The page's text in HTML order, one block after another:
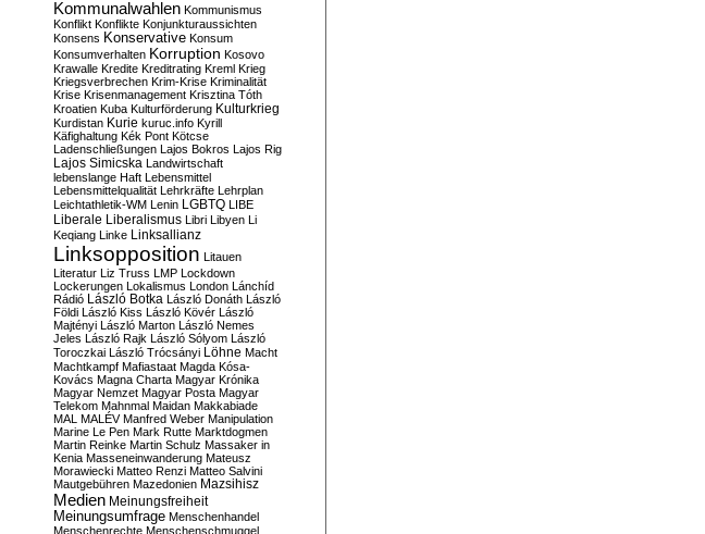
Kommunalwahlen Kommunismus
Konflikt Konflikte Konjunkturaussichten
Konsens Konservative Konsum
Konsumverhalten Korruption Kosovo
Krawalle Kredite Kreditrating Kreml Krieg
Kriegsverbrechen Krim-Krise Kriminalität
Krise Krisenmanagement Krisztina Tóth
Kroatien Kuba Kulturförderung Kulturkrieg
Kurdistan Kurie kuruc.info Kyrill
Käfighaltung Kék Pont Kötcse
Ladenschließungen Lajos Bokros Lajos Rig
Lajos Simicska Landwirtschaft
lebenslange Haft Lebensmittel
Lebensmittelqualität Lehrkräfte Lehrplan
Leichtathletik-WM Lenin LGBTQ LIBE
Liberale Liberalismus Libri Libyen Li
Keqiang Linke Linksallianz
Linksopposition Litauen
Literatur Liz Truss LMP Lockdown
Lockerungen Lokalismus London Lánchíd
Rádió
László Botka László Donáth László
Földi László Kiss László Kövér László
Majtényi László Marton László Nemes
Jeles László Rajk László Sólyom László
Toroczkai László Trócsányi Löhne Macht
Machtkampf Mafiastaat Magda Kósa-
Kovács Magna Charta Magyar Krónika
Magyar Nemzet Magyar Posta Magyar
Telekom Mahnmal Maidan Makkabiade
MAL MALÉV Manfred Weber Manipulation
Marine Le Pen Mark Rutte Marktdogmen
Martin Reinke Martin Schulz Massaker in
Kenia Masseneinwanderung Mateusz
Morawiecki Matteo Renzi Matteo Salvini
Mautgebühren Mazedonien Mazsihisz
Medien Meinungsfreiheit
Meinungsumfrage Menschenhandel
Menschenrechte Menschenschmuggel